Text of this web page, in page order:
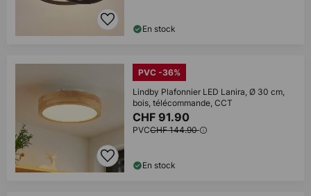
En stock
PVC -36%
Lindby Plafonnier LED Lanira, Ø 30 cm,
bois, télécommande, CCT
CHF 91.90
PVCCHF 144.90
En stock